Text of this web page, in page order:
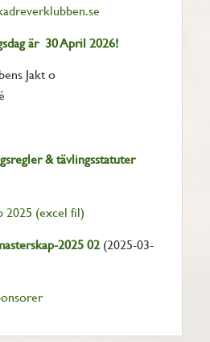
är 30 April 2026!
Jakt o
& tävlingsstatuter
2025 (excel fil)
2025 02 (2025-03-